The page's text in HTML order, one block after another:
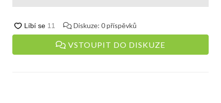
Diskuze: 0příspěvků
VSTOUPIT DO DISKUZE